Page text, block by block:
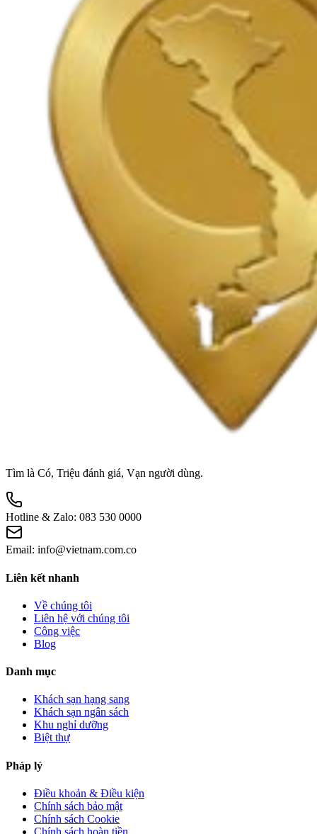
Tìm là Có, Triệu đánh giá, Vạn người dùng.
Hotline & Zalo: 083 530 0000
Email: info@vietnam.com.co
Liên kết nhanh
Về chúng tôi
Liên hệ với chúng tôi
Công việc
Blog
Danh mục
Khách sạn hạng sang
Khách sạn ngân sách
Khu nghỉ dưỡng
Biệt thự
Pháp lý
Điều khoản & Điều kiện
Chính sách bảo mật
Chính sách Cookie
Chính sách hoàn tiền